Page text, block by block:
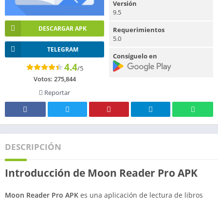
DESCARGAR APK
TELEGRAM
4.4/5
Votos: 275,844
Reportar
Versión
9.5
Requerimientos
5.0
Consíguelo en
DESCRIPCIÓN
Introducción de Moon Reader Pro APK
Moon Reader Pro APK es una aplicación de lectura de libros